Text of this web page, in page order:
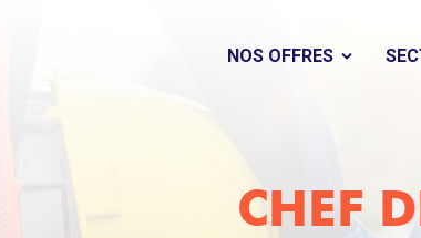
NOS OFFRES
CHEF